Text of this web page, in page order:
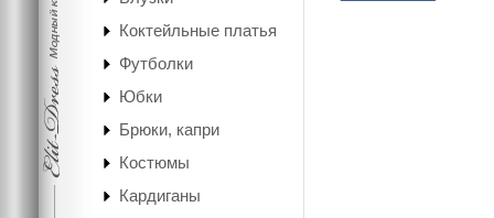
Коктейльные платья
Футболки
Юбки
Брюки, капри
Костюмы
Кардиганы